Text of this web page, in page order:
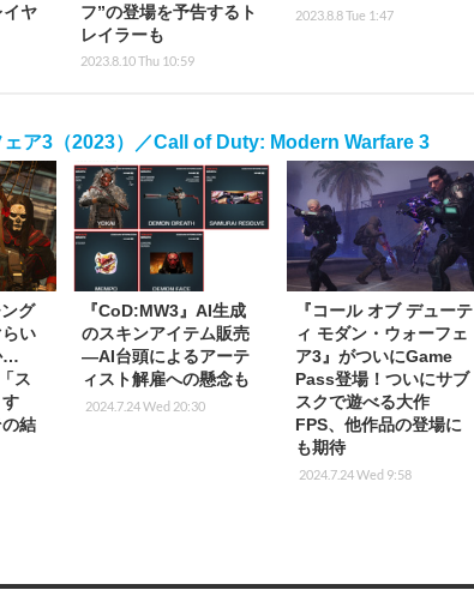
ヤ
フ”の登場を予告するト
レイラーも
2023.8.10 Thu 10:59
2023.8.8 Tue 1:47
ア3（2023）／Call of Duty: Modern Warfare 3
グ
い
…
ス
結
『CoD:MW3』AI生成
のスキンアイテム販売
―AI台頭によるアーテ
ィスト解雇への懸念も
2024.7.24 Wed 20:30
『コール オブ デューテ
ィ モダン・ウォーフェ
ア3』がついにGame
Pass登場！ついにサブ
スクで遊べる大作
FPS、他作品の登場に
も期待
2024.7.24 Wed 9:58